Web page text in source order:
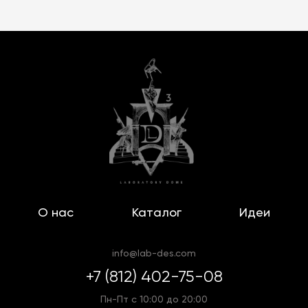
разработаны с учётом самых строгих
европейских экологических стандартов.
Благодаря применению инновационных покрытий
и креплений, мебель сохраняет внешний вид и
функциональность даже при интенсивной
Мы осуществляем продажу уличной мебели
с доставкой по всей России.
О нас Каталог Идеи
info@lab-des.com
+7 (812) 402-75-08
Пн-Пт с 10:00 до 20:00